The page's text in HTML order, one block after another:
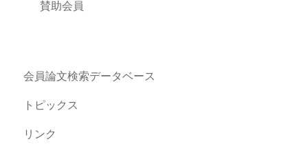
賛助会員
会員論文検索データベース
トピックス
リンク